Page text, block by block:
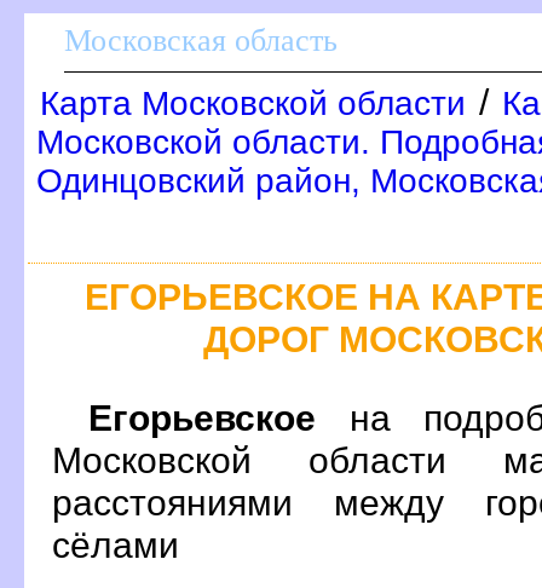
Московская область
Карта Московской области /
Московской области.
Одинцовский район,
ЕГОРЬЕВСКОЕ НА
ДОРОГ
Егорьевское на
Московской области
расстояниями между
сёлами